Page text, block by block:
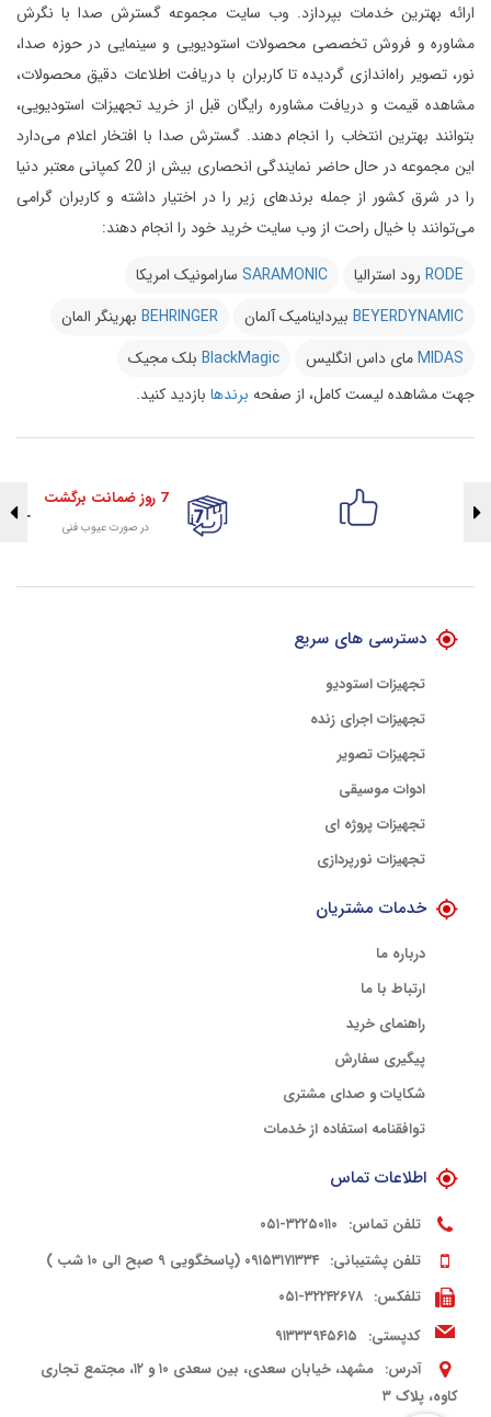
ارائه بهترین خدمات بپردازد. وب سایت مجموعه گسترش صدا با نگرش
مشاوره و فروش تخصصی محصولات استودیویی و سینمایی در حوزه صدا،
نور، تصویر راه‌اندازی گردیده تا کاربران با دریافت اطلاعات دقیق محصولات،
مشاهده قیمت و دریافت مشاوره رایگان قبل از خرید تجهیزات استودیویی،
بتوانند بهترین انتخاب را انجام دهند. گسترش صدا با افتخار اعلام می‌دارد
این مجموعه در حال حاضر نمایندگی انحصاری بیش از 20 کمپانی معتبر دنیا
را در شرق کشور از جمله برندهای زیر را در اختیار داشته و کاربران گرامی
می‌توانند با خیال راحت از وب سایت خرید خود را انجام دهند:
RODE رود استرالیا SARAMONIC سارامونیک امریکا
BEYERDYNAMIC بیرداینامیک آلمان BEHRINGER بهرینگر المان
MIDASمای داس انگلیس BlackMagic بلک مجیک
جهت مشاهده لیست کامل، از صفحه برندها بازدید کنید.
7 روز ضمانت برگشت
در صورت عیوب فنی
دسترسی های سریع
تجهیزات استودیو
تجهیزات اجرای زنده
تجهیزات تصویر
ادوات موسیقی
تجهیزات پروژه ای
تجهیزات نورپردازی
خدمات مشتریان
درباره ما
ارتباط با ما
راهنمای خرید
پیگیری سفارش
شکایات و صدای مشتری
توافقنامه استفاده از خدمات
اطلاعات تماس
تلفن تماس: ۳۲۲۵۰۱۱۰-۰۵۱
تلفن پشتیبانی: ۰۹۱۵۳۱۷۱۳۳۴ (پاسخگویی ۹ صبح الی ۱۰ شب )
تلفکس: ۳۲۲۴۲۶۷۸-۰۵۱
کدپستی: ۹۱۳۳۳۹۴۵۶۱۵
آدرس:
مشهد، خیابان سعدی، بین سعدی ۱۰ و ۱۲، مجتمع تجاری
کاوه، پلاک ۳